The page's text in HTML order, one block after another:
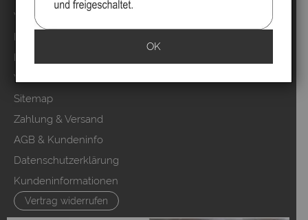
Video`s
Marken
Mood Partner Programm
Video Salons Kunden
Sitemap
Zahlung & Versand
AGB & Kundeninfo
Datenschutzerklärung
Kundeninformationen
Vertrag widerrufen
OK